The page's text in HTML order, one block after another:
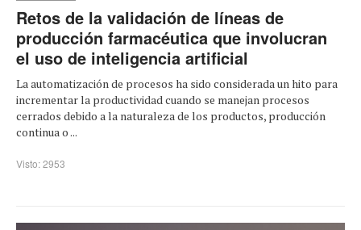
Retos de la validación de líneas de
producción farmacéutica que involucran
el uso de inteligencia artificial
La automatización de procesos ha sido considerada un hito para
incrementar la productividad cuando se manejan procesos
cerrados debido a la naturaleza de los productos, producción
continua o ...
Visto: 2953